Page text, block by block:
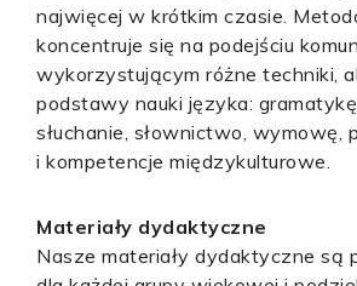
najwięcej w krótkim czasie.
koncentruje się na podejściu
wykorzystującym różne techniki,
podstawy nauki języka:
słuchanie, słownictwo, wymowę,
i kompetencje międzykulturowe.
Materiały dydaktyczne
Nasze materiały dydaktyczne są